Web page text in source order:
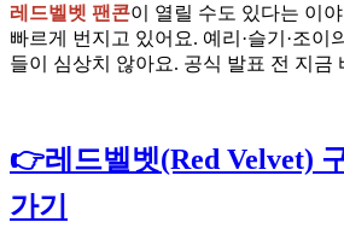
레드벨벳 팬콘이 열릴 수도 있다는 이
빠르게 번지고 있어요. 예리·슬기·조이
들이 심상치 않아요. 공식 발표 전 지금
👉레드벨벳(Red Velvet)
가기